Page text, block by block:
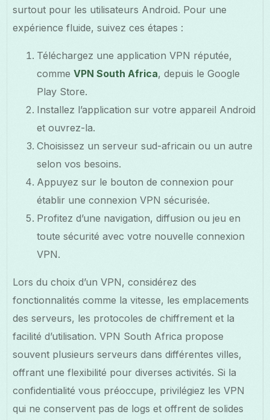
surtout pour les utilisateurs Android. Pour une
expérience fluide, suivez ces étapes :
Téléchargez une application VPN réputée,
commeVPN South Africa, depuis le Google
Play Store.
Installez l’application sur votre appareil Android
et ouvrez-la.
Choisissez un serveur sud-africain ou un autre
selon vos besoins.
Appuyez sur le bouton de connexion pour
établir une connexion VPN sécurisée.
Profitez d’une navigation, diffusion ou jeu en
toute sécurité avec votre nouvelle connexion
VPN.
Lors du choix d’un VPN, considérez des
fonctionnalités comme la vitesse, les emplacements
des serveurs, les protocoles de chiffrement et la
facilité d’utilisation. VPN South Africa propose
souvent plusieurs serveurs dans différentes villes,
offrant une flexibilité pour diverses activités. Si la
confidentialité vous préoccupe, privilégiez les VPN
qui ne conservent pas de logs et offrent de solides